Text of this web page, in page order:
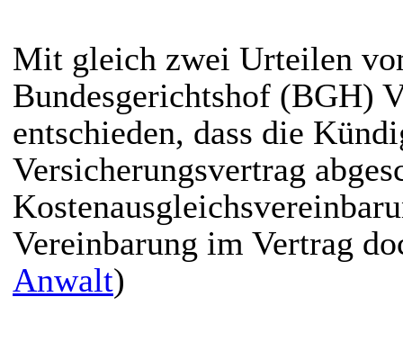
Mit gleich zwei Urteilen
Bundesgerichtshof (BGH)
entschieden, dass die
Versicherungsvertrag
Vereinbarung im Vertrag
Anwalt)